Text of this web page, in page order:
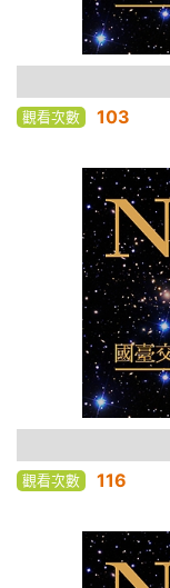
觀看次數 103
觀看次數 116